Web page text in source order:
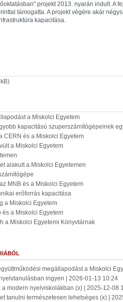
projekt 2013. nyarán indult. A
támogatta. A projekt végére akár
kapacitása.
a Miskolci Egyetem
kapacitású szuperszámítógépeinek
CERN és a Miskolci Egyetem
a Miskolci Egyetem
alakult a Miskolci Egyetemen
MNB és a Miskolci Egyetem
erőforrás kapacitása
a Miskolci Egyetem
és a Miskolci Egyetem
a Miskolci Egyetemi Könyvtárnak
megállapodást a Miskolci
ingyen | 2026-01-13 10:24
modern nyelviskolákban (x) | 2025-12-08
tanulni természetesen lehetséges (x) |